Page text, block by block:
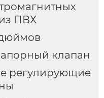
ПВХ
клапан
регулирующие